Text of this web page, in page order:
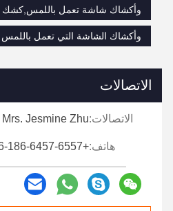
وأكشاك شاشة تعمل باللمس,كشك
وأكشاك الشاشة التي تعمل باللمس
الاتصالات
الاتصالات:Mrs. Jesmine Zhu
هاتف:+86-186-6457-6557